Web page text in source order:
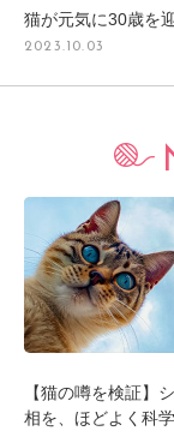
猫が元気に30歳を
2023.10.03
【猫の噂を検証】
相を、ほどよく科